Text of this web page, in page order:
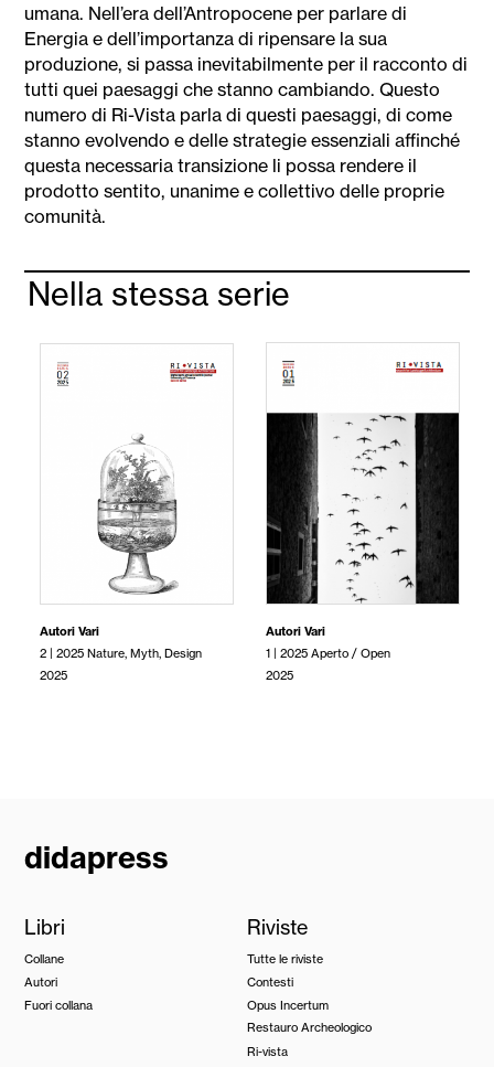
umana. Nell’era dell’Antropocene per parlare di
Energia e dell’importanza di ripensare la sua
produzione, si passa inevitabilmente per il racconto di
tutti quei paesaggi che stanno cambiando. Questo
numero di Ri-Vista parla di questi paesaggi, di come
stanno evolvendo e delle strategie essenziali affinché
questa necessaria transizione li possa rendere il
prodotto sentito, unanime e collettivo delle proprie
comunità.
Nella stessa serie
Autori Vari
2 | 2025 Nature, Myth, Design
2025
Autori Vari
1 | 2025 Aperto / Open
2025
didapress
Libri
Collane
Autori
Fuori collana
Riviste
Tutte le riviste
Contesti
Opus Incertum
Restauro Archeologico
Ri-vista